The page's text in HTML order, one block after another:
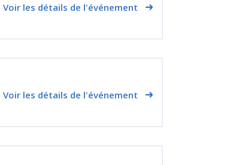
Voir les détails de l'événement
Voir les détails de l'événement